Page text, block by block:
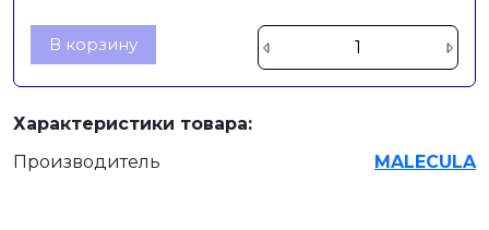
В корзину
Характеристики товара:
Производитель
MALECULA